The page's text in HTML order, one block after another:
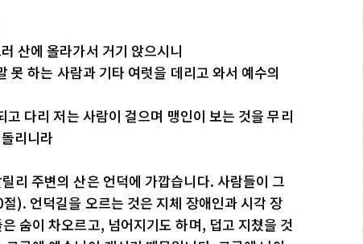
산에 올라가서 거기 앉으시니
하는 사람과 기타 여럿을 데리고 와서 예수의
다리 저는 사람이 걸으며 맹인이 보는 것을 무리
리니라
리 주변의 산은 언덕에 가깝습니다. 사람들이 그
). 언덕길을 오르는 것은 지체 장애인과 시각 장
숨이 차오르고, 넘어지기도 하며, 덥고 지쳤을 것